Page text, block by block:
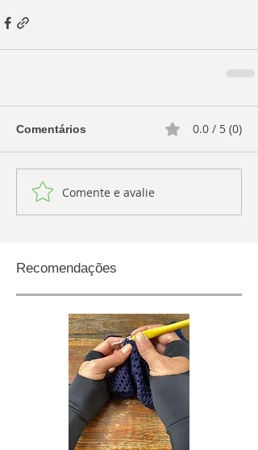
Comentários 0.0 / 5 (0)
Comente e avalie
Recomendações